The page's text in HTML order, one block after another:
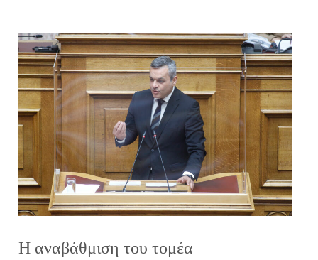
Η αναβάθμιση του τομέα